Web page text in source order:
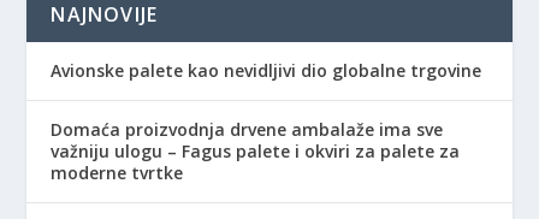
NAJNOVIJE
Avionske palete kao nevidljivi dio globalne trgovine
Domaća proizvodnja drvene ambalaže ima sve
važniju ulogu – Fagus palete i okviri za palete za
moderne tvrtke